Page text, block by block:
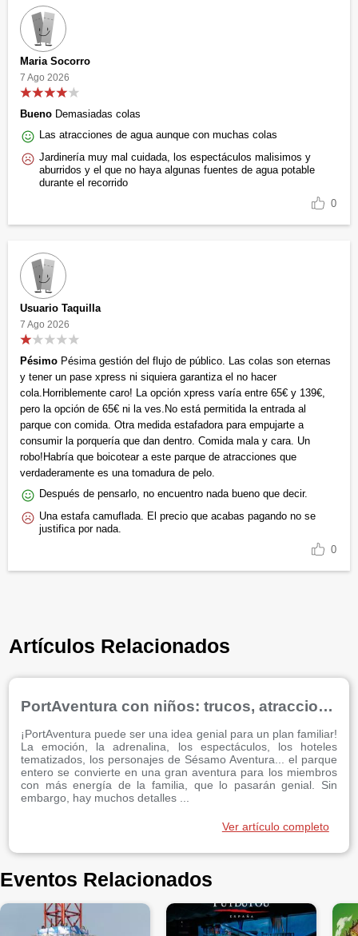
Maria Socorro
7 Ago 2026
Bueno Demasiadas colas
Las atracciones de agua aunque con muchas colas
Jardinería muy mal cuidada, los espectáculos malisimos y
aburridos y el que no haya algunas fuentes de agua potable
durante el recorrido
0
Usuario Taquilla
7 Ago 2026
Pésimo Pésima gestión del flujo de público. Las colas son eternas
y tener un pase xpress ni siquiera garantiza el no hacer
cola.Horriblemente caro! La opción xpress varía entre 65€ y 139€,
pero la opción de 65€ ni la ves.No está permitida la entrada al
parque con comida. Otra medida estafadora para empujarte a
consumir la porquería que dan dentro. Comida mala y cara. Un
robo!Habría que boicotear a este parque de atracciones que
verdaderamente es una tomadura de pelo.
Después de pensarlo, no encuentro nada bueno que decir.
Una estafa camuflada. El precio que acabas pagando no se
justifica por nada.
0
Artículos Relacionados
PortAventura con niños: trucos, atracciones, restaurantes y consejos
¡PortAventura puede ser una idea genial para un plan familiar!
La emoción, la adrenalina, los espectáculos, los hoteles
tematizados, los personajes de Sésamo Aventura... el parque
entero se convierte en una gran aventura para los miembros
con más energía de la familia, que lo pasarán genial. Sin
embargo, hay muchos detalles ...
Ver artículo completo
Eventos Relacionados